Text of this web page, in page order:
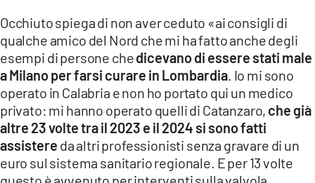
Occhiuto spiega di non aver ceduto «ai consigli di
qualche amico del Nord che mi ha fatto anche degli
esempi di persone chedicevano di essere stati male
a Milano per farsi curare in Lombardia . Io mi sono
operato in Calabria e non ho portato qui un medico
privato: mi hanno operato quelli di Catanzaro, che già
altre 23 volte tra il 2023 e il 2024 si sono fatti
assistere da altri professionisti senza gravare di un
euro sul sistema sanitario regionale. E per 13 volte